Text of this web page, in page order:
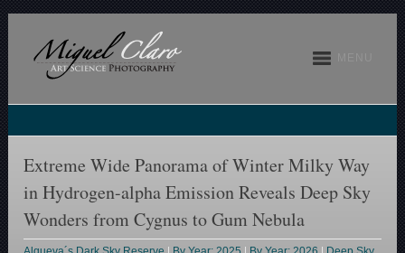
Extreme Wide Panorama of Winter Milky Way
in Hydrogen-alpha Emission Reveals Deep Sky
Wonders from Cygnus to Gum Nebula